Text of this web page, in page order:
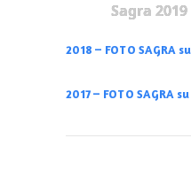
Sagra 2019
2018 – FOTO SAGRA
2017 – FOTO SAGRA